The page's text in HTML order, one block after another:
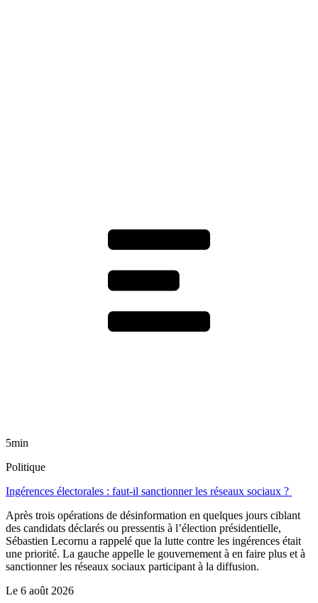
5min
Politique
Ingérences électorales : faut-il sanctionner les réseaux sociaux ?
Après trois opérations de désinformation en quelques jours ciblant
des candidats déclarés ou pressentis à l’élection présidentielle,
Sébastien Lecornu a rappelé que la lutte contre les ingérences était
une priorité. La gauche appelle le gouvernement à en faire plus et à
sanctionner les réseaux sociaux participant à la diffusion.
Le 6 août 2026